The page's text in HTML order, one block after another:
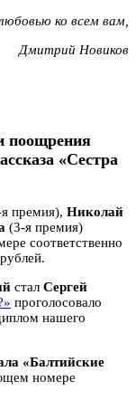
ко всем вам,
Дмитрий Новиков
поощрения
«Сестра
премия), Николай
(3-я премия)
соответственно
стал Сергей
проголосовало
нашего
«Балтийские
номере